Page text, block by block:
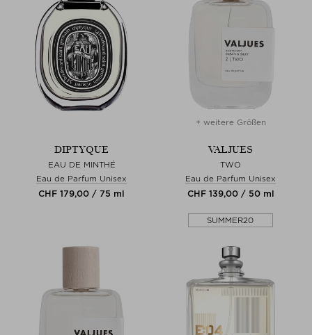
DIPTYQUE
EAU DE MINTHÉ
Eau de Parfum Unisex
CHF 179,00 / 75 ml
+ weitere Größen
VALJUES
TWO
Eau de Parfum Unisex
CHF 139,00 / 50 ml
SUMMER20